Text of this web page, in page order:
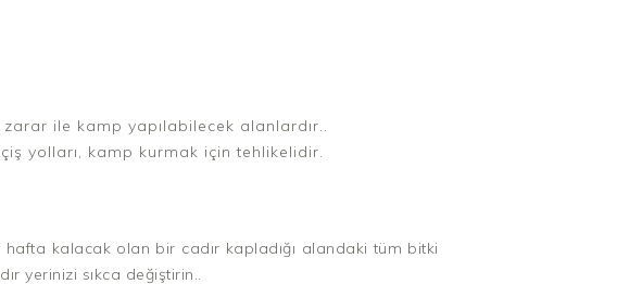
ile kamp yapılabilecek alanlardır..
yolları, kamp kurmak için tehlikelidir.
kalacak olan bir cadır kapladığı alandaki tüm bitki
yerinizi sıkca değiştirin..